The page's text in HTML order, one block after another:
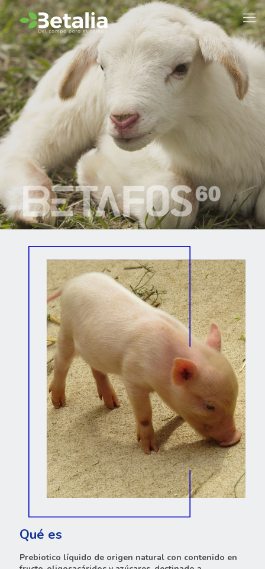
Qué es
Prebiotico líquido de origen natural con contenido en